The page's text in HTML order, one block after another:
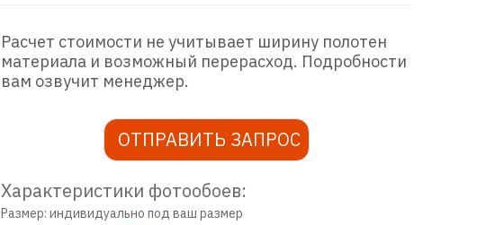
в прихожую в игровую комнату
Расчет стоимости не учитывает ширину полотен
материала и возможный перерасход. Подробности
вам озвучит менеджер.
ОТПРАВИТЬ ЗАПРОС
Характеристики фотообоев:
Размер: индивидуально под ваш размер